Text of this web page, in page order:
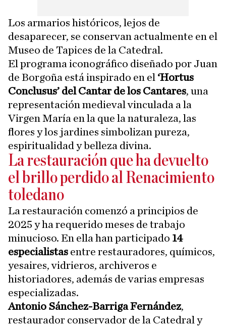
Los armarios históricos, lejos de
desaparecer, se conservan actualmente en el
Museo de Tapices de la Catedral.
El programa iconográfico diseñado por Juan
de Borgoña está inspirado en el ‘Hortus
Conclusus’ del Cantar de los Cantares, una
representación medieval vinculada a la
Virgen María en la que la naturaleza, las
flores y los jardines simbolizan pureza,
espiritualidad y belleza divina.
La restauración que ha devuelto
el brillo perdido al Renacimiento
toledano
La restauración comenzó a principios de
2025 y ha requerido meses de trabajo
minucioso. En ella han participado 14
especialistas entre restauradores, químicos,
yesaires, vidrieros, archiveros e
historiadores, además de varias empresas
especializadas.
Antonio Sánchez-Barriga Fernández,
restaurador conservador de la Catedral y